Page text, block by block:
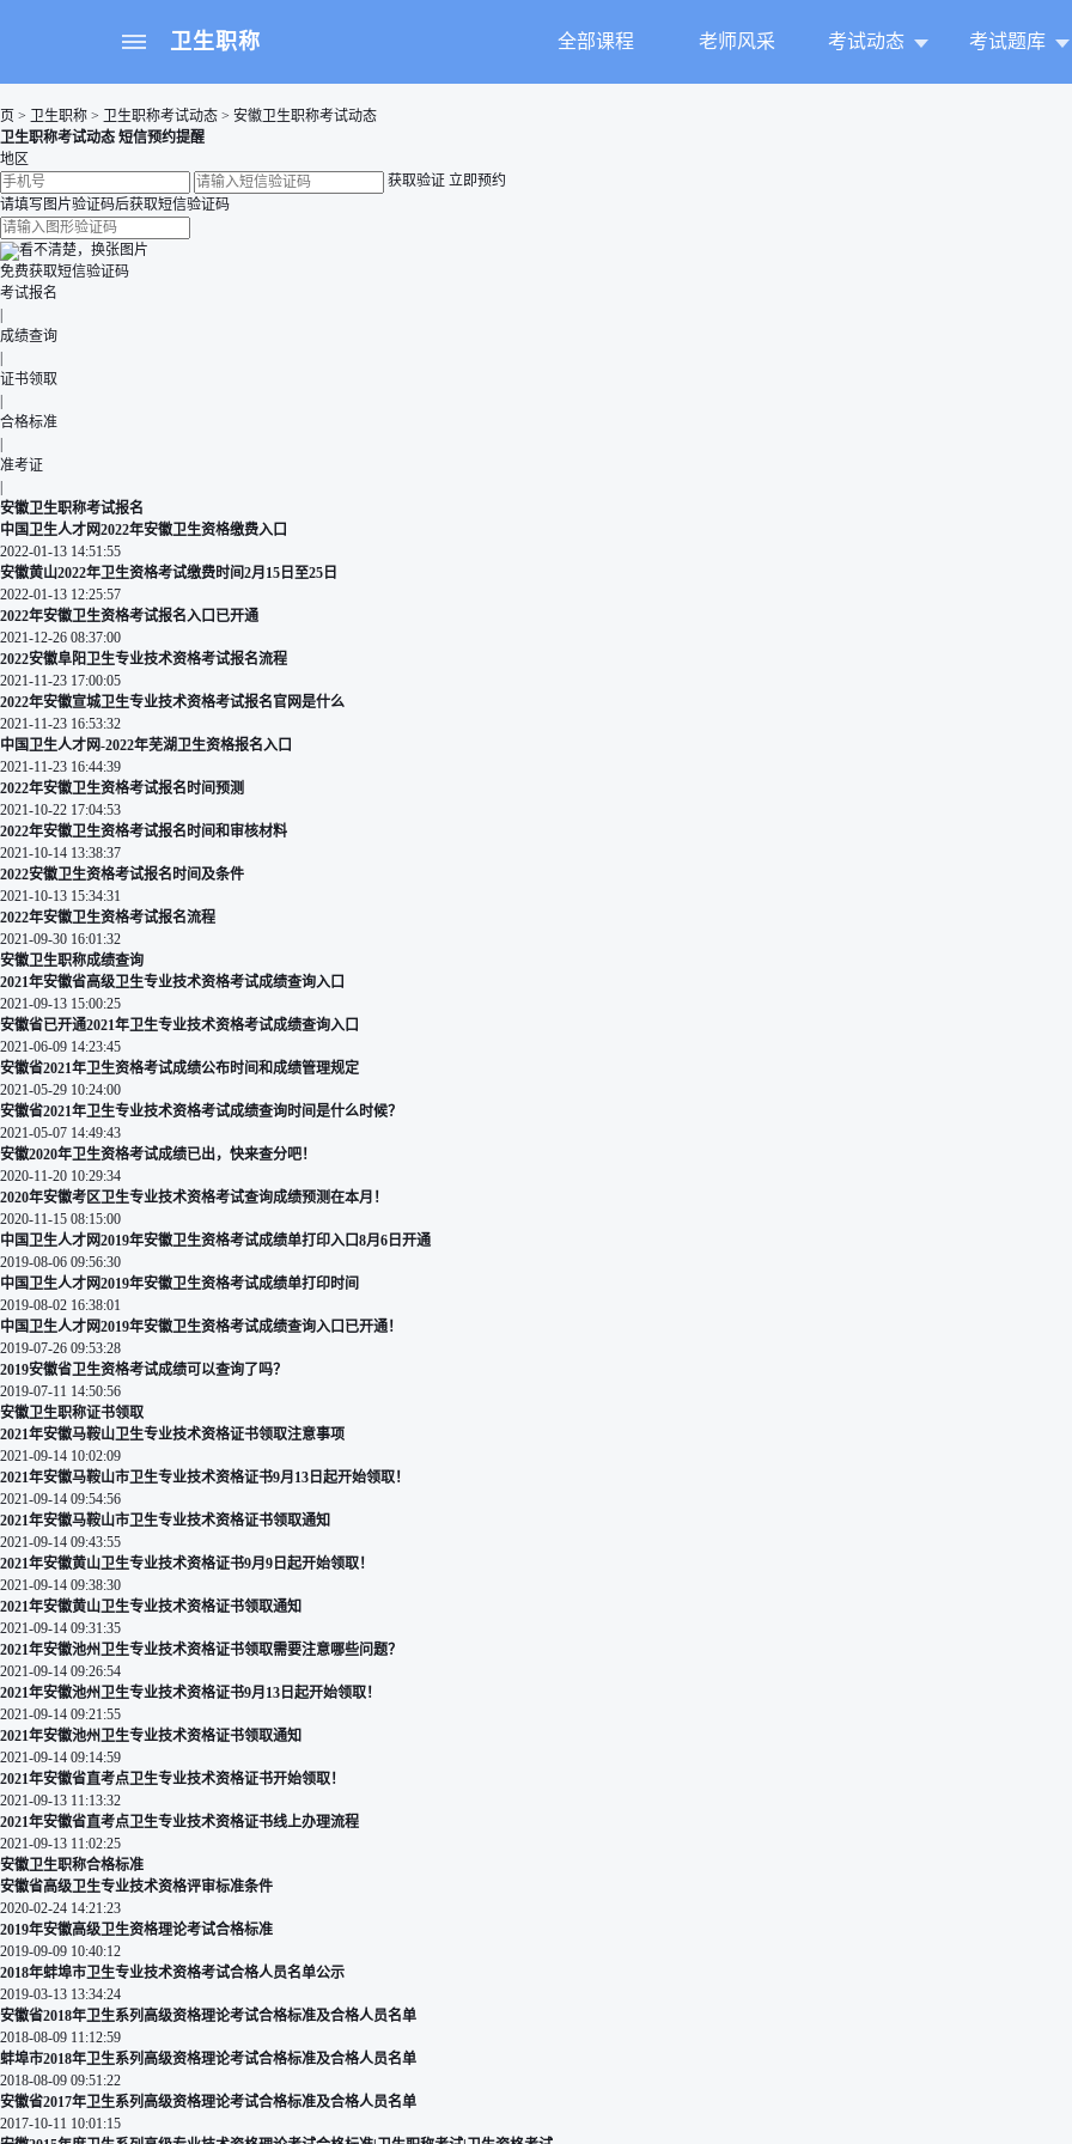
卫生职称 全部课程 老师风采 考试动态 考试题库
页 > 卫生职称 > 卫生职称考试动态 > 安徽卫生职称考试动态
卫生职称考试动态 短信预约提醒
地区
获取验证 立即预约
请填写图片验证码后获取短信验证码
看不清楚，换张图片
免费获取短信验证码
考试报名
|
成绩查询
|
证书领取
|
合格标准
|
准考证
|
安徽卫生职称考试报名
中国卫生人才网2022年安徽卫生资格缴费入口
2022-01-13 14:51:55
安徽黄山2022年卫生资格考试缴费时间2月15日至25日
2022-01-13 12:25:57
2022年安徽卫生资格考试报名入口已开通
2021-12-26 08:37:00
2022安徽阜阳卫生专业技术资格考试报名流程
2021-11-23 17:00:05
2022年安徽宣城卫生专业技术资格考试报名官网是什么
2021-11-23 16:53:32
中国卫生人才网-2022年芜湖卫生资格报名入口
2021-11-23 16:44:39
2022年安徽卫生资格考试报名时间预测
2021-10-22 17:04:53
2022年安徽卫生资格考试报名时间和审核材料
2021-10-14 13:38:37
2022安徽卫生资格考试报名时间及条件
2021-10-13 15:34:31
2022年安徽卫生资格考试报名流程
2021-09-30 16:01:32
安徽卫生职称成绩查询
2021年安徽省高级卫生专业技术资格考试成绩查询入口
2021-09-13 15:00:25
安徽省已开通2021年卫生专业技术资格考试成绩查询入口
2021-06-09 14:23:45
安徽省2021年卫生资格考试成绩公布时间和成绩管理规定
2021-05-29 10:24:00
安徽省2021年卫生专业技术资格考试成绩查询时间是什么时候？
2021-05-07 14:49:43
安徽2020年卫生资格考试成绩已出，快来查分吧！
2020-11-20 10:29:34
2020年安徽考区卫生专业技术资格考试查询成绩预测在本月！
2020-11-15 08:15:00
中国卫生人才网2019年安徽卫生资格考试成绩单打印入口8月6日开通
2019-08-06 09:56:30
中国卫生人才网2019年安徽卫生资格考试成绩单打印时间
2019-08-02 16:38:01
中国卫生人才网2019年安徽卫生资格考试成绩查询入口已开通！
2019-07-26 09:53:28
2019安徽省卫生资格考试成绩可以查询了吗？
2019-07-11 14:50:56
安徽卫生职称证书领取
2021年安徽马鞍山卫生专业技术资格证书领取注意事项
2021-09-14 10:02:09
2021年安徽马鞍山市卫生专业技术资格证书9月13日起开始领取！
2021-09-14 09:54:56
2021年安徽马鞍山市卫生专业技术资格证书领取通知
2021-09-14 09:43:55
2021年安徽黄山卫生专业技术资格证书9月9日起开始领取！
2021-09-14 09:38:30
2021年安徽黄山卫生专业技术资格证书领取通知
2021-09-14 09:31:35
2021年安徽池州卫生专业技术资格证书领取需要注意哪些问题？
2021-09-14 09:26:54
2021年安徽池州卫生专业技术资格证书9月13日起开始领取！
2021-09-14 09:21:55
2021年安徽池州卫生专业技术资格证书领取通知
2021-09-14 09:14:59
2021年安徽省直考点卫生专业技术资格证书开始领取！
2021-09-13 11:13:32
2021年安徽省直考点卫生专业技术资格证书线上办理流程
2021-09-13 11:02:25
安徽卫生职称合格标准
安徽省高级卫生专业技术资格评审标准条件
2020-02-24 14:21:23
2019年安徽高级卫生资格理论考试合格标准
2019-09-09 10:40:12
2018年蚌埠市卫生专业技术资格考试合格人员名单公示
2019-03-13 13:34:24
安徽省2018年卫生系列高级资格理论考试合格标准及合格人员名单
2018-08-09 11:12:59
蚌埠市2018年卫生系列高级资格理论考试合格标准及合格人员名单
2018-08-09 09:51:22
安徽省2017年卫生系列高级资格理论考试合格标准及合格人员名单
2017-10-11 10:01:15